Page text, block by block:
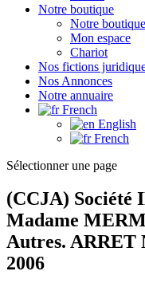
Notre boutique
Notre boutique
Mon espace
Chariot
Nos fictions
Nos Annonces
Notre annuaire
French
English
French
Sélectionner une page
(CCJA) Société
Madame
Autres. ARRET
2006